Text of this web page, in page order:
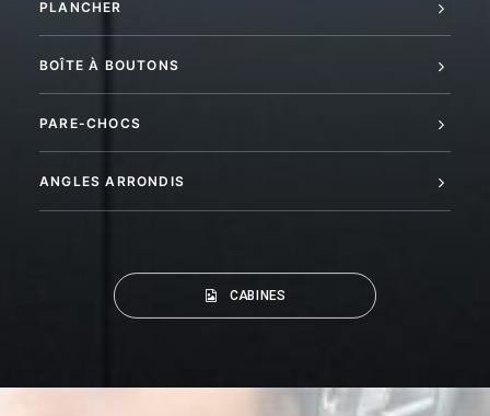
PLANCHER
BOÎTE À BOUTONS
PARE-CHOCS
ANGLES ARRONDIS
CABINES